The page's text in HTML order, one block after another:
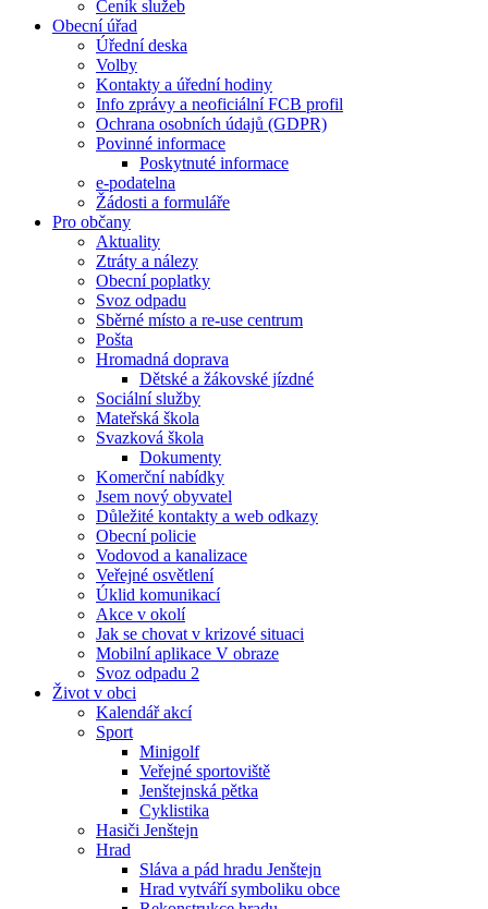
Ceník služeb
Obecní úřad
Úřední deska
Volby
Kontakty a úřední hodiny
Info zprávy a neoficiální FCB profil
Ochrana osobních údajů (GDPR)
Povinné informace
Poskytnuté informace
e-podatelna
Žádosti a formuláře
Pro občany
Aktuality
Ztráty a nálezy
Obecní poplatky
Svoz odpadu
Sběrné místo a re-use centrum
Pošta
Hromadná doprava
Dětské a žákovské jízdné
Sociální služby
Mateřská škola
Svazková škola
Dokumenty
Komerční nabídky
Jsem nový obyvatel
Důležité kontakty a web odkazy
Obecní policie
Vodovod a kanalizace
Veřejné osvětlení
Úklid komunikací
Akce v okolí
Jak se chovat v krizové situaci
Mobilní aplikace V obraze
Svoz odpadu 2
Život v obci
Kalendář akcí
Sport
Minigolf
Veřejné sportoviště
Jenštejnská pětka
Cyklistika
Hasiči Jenštejn
Hrad
Sláva a pád hradu Jenštejn
Hrad vytváří symboliku obce